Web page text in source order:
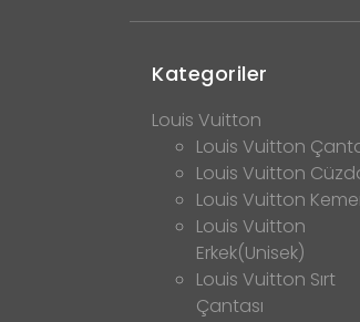
Kategoriler
Louis Vuitton
Louis Vuitton
Louis Vuitton
Louis Vuitton
Louis Vuitton
Erkek(Unisek)
Louis Vuitton Sırt
Çantası